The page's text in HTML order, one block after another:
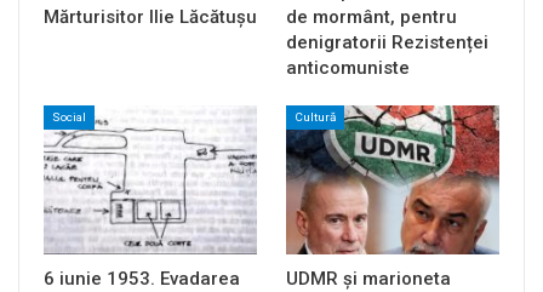
Mărturisitor Ilie Lăcătușu
de mormânt, pentru
denigratorii Rezistenței
anticomuniste
Social
6 iunie 1953. Evadarea
Cultură
UDMR și marioneta